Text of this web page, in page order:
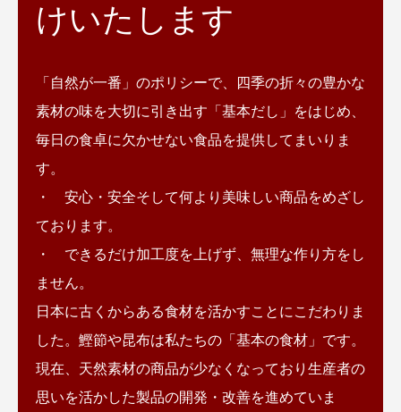
けいたします
「自然が一番」のポリシーで、四季の折々の豊かな
素材の味を大切に引き出す「基本だし」をはじめ、
毎日の食卓に欠かせない食品を提供してまいりま
す。
・ 安心・安全そして何より美味しい商品をめざし
ております。
・ できるだけ加工度を上げず、無理な作り方をし
ません。
日本に古くからある食材を活かすことにこだわりま
した。鰹節や昆布は私たちの「基本の食材」です。
現在、天然素材の商品が少なくなっており生産者の
思いを活かした製品の開発・改善を進めていま